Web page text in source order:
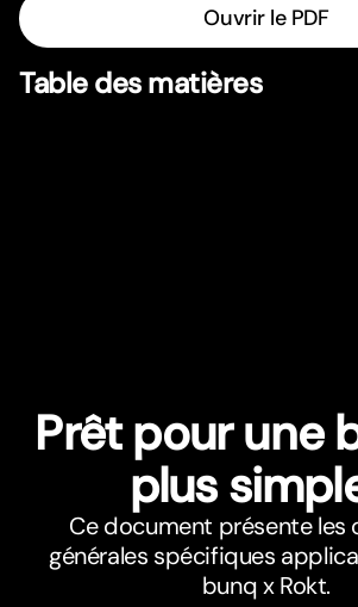
Ouvrir le PDF
Table des matières
Prêt pour une
plus
Ce document présente les
générales spécifiques
bunq x Rokt.